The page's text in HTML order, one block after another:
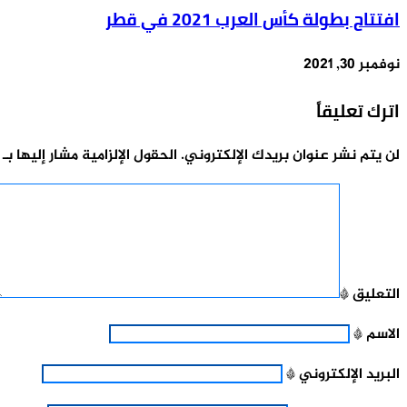
افتتاح بطولة كأس العرب 2021 في قطر
نوفمبر 30, 2021
اترك تعليقاً
لن يتم نشر عنوان بريدك الإلكتروني. الحقول الإلزامية مشار إليها بـ
التعليق*
الاسم*
البريد الإلكتروني*